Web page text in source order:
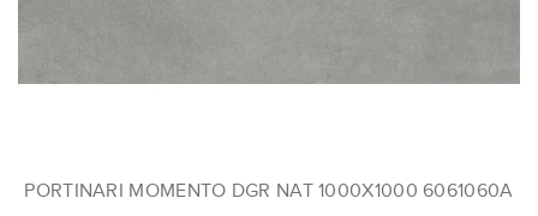
PORTINARI MOMENTO DGR NAT 1000X1000 6061060A